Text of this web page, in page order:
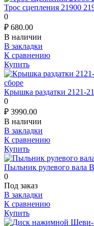
Трос сцепления 21900
0
₽ 680.00
В наличии
В закладки
К сравнению
Купить
Крышка раздатки 2121-
0
₽ 3990.00
В наличии
В закладки
К сравнению
Купить
Пыльник рулевого вала
0
Под заказ
В закладки
К сравнению
Купить